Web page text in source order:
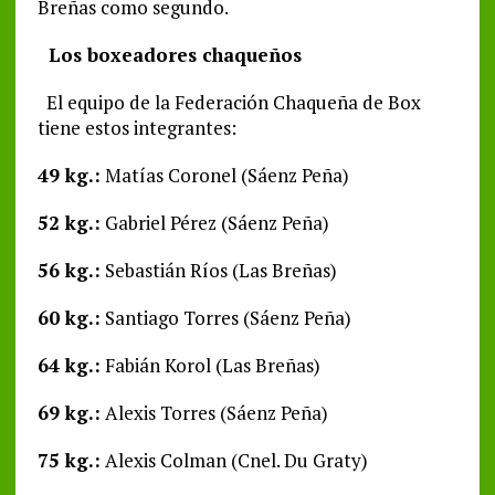
Breñas como segundo.
Los boxeadores chaqueños
El equipo de la Federación Chaqueña de Box
tiene estos integrantes:
49 kg.: Matías Coronel (Sáenz Peña)
52 kg.: Gabriel Pérez (Sáenz Peña)
56 kg.: Sebastián Ríos (Las Breñas)
60 kg.: Santiago Torres (Sáenz Peña)
64 kg.: Fabián Korol (Las Breñas)
69 kg.: Alexis Torres (Sáenz Peña)
75 kg.: Alexis Colman (Cnel. Du Graty)